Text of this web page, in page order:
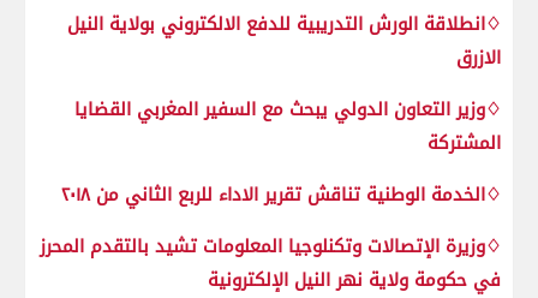
♢انطلاقة الورش التدريبية للدفع الالكتروني بولاية النيل
الازرق
♢وزير التعاون الدولي يبحث مع السفير المغربي القضايا
المشتركة
♢الخدمة الوطنية تناقش تقرير الاداء للربع الثاني من ٢٠١٨
♢وزيرة الإتصالات وتكنلوجيا المعلومات تشيد بالتقدم المحرز
في حكومة ولاية نهر النيل الإلكترونية